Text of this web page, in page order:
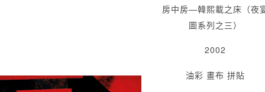
房中房—韓熙載之床（夜
圖系列之三）
2002
油彩 畫布 拼貼